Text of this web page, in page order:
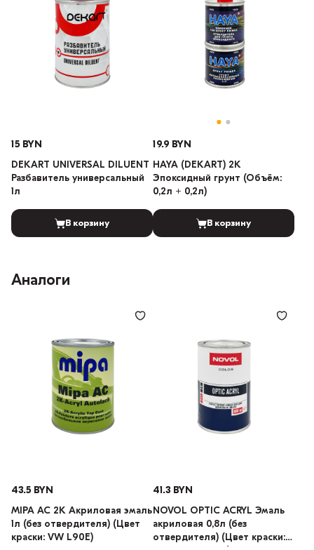
15 BYN
DEKART UNIVERSAL DILUENT
Разбавитель универсальный
1л
В корзину
19.9 BYN
HAYA (DEKART) 2K
Эпоксидный грунт (Объём:
0,2л + 0,2л)
В корзину
Аналоги
43.5 BYN
MIPA AC 2K Акриловая эмаль
1л (без отвердителя) (Цвет
краски: VW L90E)
41.3 BYN
NOVOL OPTIC ACRYL Эмаль
акриловая 0,8л (без
отвердителя) (Цвет краски: